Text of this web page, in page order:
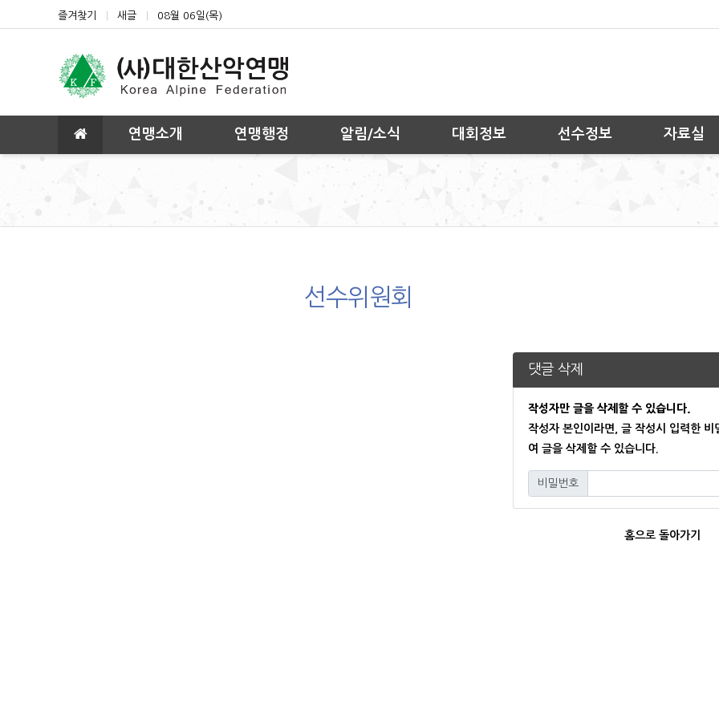
상단 네비
즐겨찾기 새글 08월 06일(목)
메인 메뉴 연맹소개 연맹행정 알림/소식 대회정보 선수정보 자료실
선수위원회
댓글 삭제
작성자만 글을 삭제할 수 있습니다.
작성자 본인이라면, 글 작성시 입력한 비
여 글을 삭제할 수 있습니다.
비밀번호
필수
홈으로 돌아가기